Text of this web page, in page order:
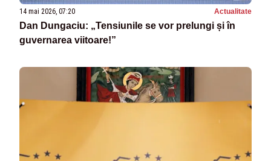
14 mai 2026, 07:20 Actualitate
Dan Dungaciu: „Tensiunile se vor prelungi și în
guvernarea viitoare!”